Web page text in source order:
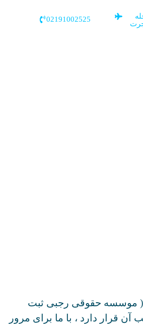
02191002525
به شماره ثبت ۵۶۲۰۵۱ ( موسسه حقوقی رجبی ثبت
قرار دارد ، با ما برای مرور